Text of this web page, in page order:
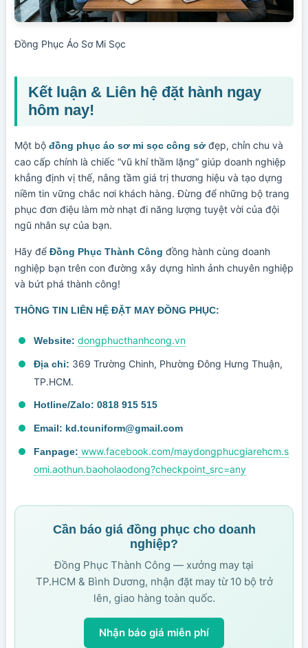
Đồng Phục Áo Sơ Mi Sọc
Kết luận & Liên hệ đặt hành ngay
hôm nay!
Một bộ đồng phục áo sơ mi sọc công sở đẹp, chỉn chu và
cao cấp chính là chiếc “vũ khí thầm lặng” giúp doanh nghiệp
khẳng định vị thế, nâng tầm giá trị thương hiệu và tạo dựng
niềm tin vững chắc nơi khách hàng. Đừng để những bộ trang
phục đơn điệu làm mờ nhạt đi năng lượng tuyệt vời của đội
ngũ nhân sự của bạn.
Hãy để Đồng Phục Thành Công đồng hành cùng doanh
nghiệp bạn trên con đường xây dựng hình ảnh chuyên nghiệp
và bứt phá thành công!
THÔNG TIN LIÊN HỆ ĐẶT MAY ĐỒNG PHỤC:
Website: dongphucthanhcong.vn
Địa chỉ: 369 Trường Chinh, Phường Đông Hưng Thuận,
TP.HCM.
Hotline/Zalo: 0818 915 515
Email: kd.tcuniform@gmail.com
Fanpage: www.facebook.com/maydongphucgiarehcm.s
omi.aothun.baoholaodong?checkpoint_src=any
Cần báo giá đồng phục cho doanh
nghiệp?
Đồng Phục Thành Công — xưởng may tại
TP.HCM & Bình Dương, nhận đặt may từ 10 bộ trở
lên, giao hàng toàn quốc.
Nhận báo giá miễn phí